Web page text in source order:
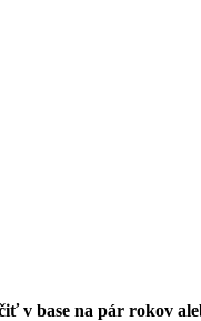
v base na pár rokov